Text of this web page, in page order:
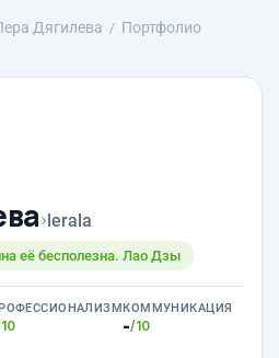
Дягилева
Портфолио
›lerala
её бесполезна. Лао Дзы
КОММУНИКАЦИЯ
-/10